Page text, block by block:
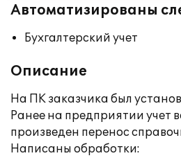
Автоматизированы
Бухгалтерский учет
Описание
На ПК заказчика был
Ранее на предприятии учет
произведен перенос
Написаны обработки: